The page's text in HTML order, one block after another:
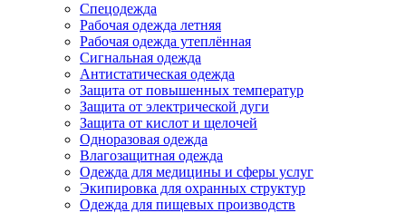
Спецодежда
Рабочая одежда летняя
Рабочая одежда утеплённая
Сигнальная одежда
Антистатическая одежда
Защита от повышенных температур
Защита от электрической дуги
Защита от кислот и щелочей
Одноразовая одежда
Влагозащитная одежда
Одежда для медицины и сферы услуг
Экипировка для охранных структур
Одежда для пищевых производств